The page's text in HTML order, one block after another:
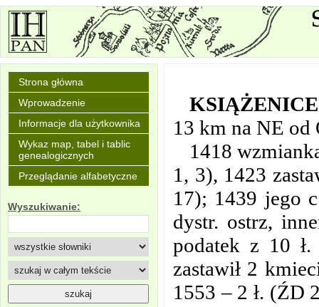
Strona główna
Wprowadzenie
Informacje dla użytkownika
Wykaz map, tabel i tablic
genealogicznych
Przeglądanie alfabetyczne
Wyszukiwanie:
KSIĄŻENICE
13 km na NE od
1418
1, 3), 1423
17); 1439 jego
dystr. ostrz,
podatek z 10
zastawił 2
1553 – 2 ł. (ŹD